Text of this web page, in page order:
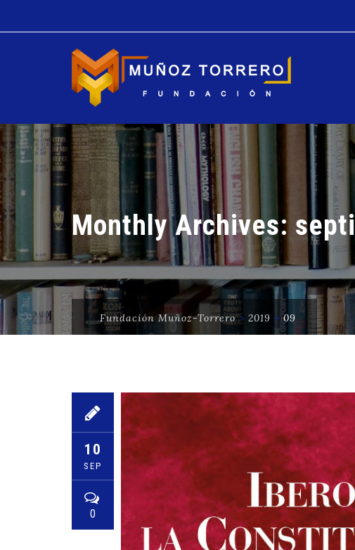
Monthly Archives:
Fundación Muñoz-Torrero> 2019 >09
10
SEP
0